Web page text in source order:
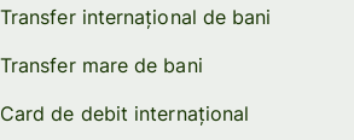
Transfer internațional de bani
Transfer mare de bani
Card de debit internațional